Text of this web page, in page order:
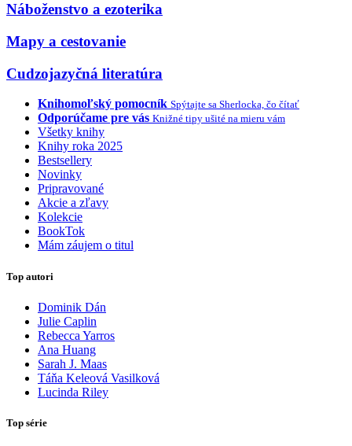
Náboženstvo a ezoterika
Mapy a cestovanie
Cudzojazyčná literatúra
Knihomoľský pomocník Spýtajte sa Sherlocka, čo čítať
Odporúčame pre vás Knižné tipy ušité na mieru vám
Všetky knihy
Knihy roka 2025
Bestsellery
Novinky
Pripravované
Akcie a zľavy
Kolekcie
BookTok
Mám záujem o titul
Top autori
Dominik Dán
Julie Caplin
Rebecca Yarros
Ana Huang
Sarah J. Maas
Táňa Keleová Vasilková
Lucinda Riley
Top série